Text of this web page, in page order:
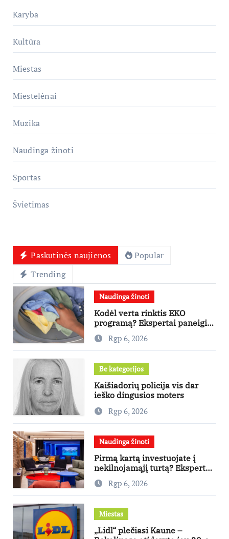
Karyba
Kultūra
Miestas
Miestelėnai
Muzika
Naudinga žinoti
Sportas
Švietimas
Paskutinės naujienos
Popular
Trending
Naudinga žinoti
Kodėl verta rinktis EKO
programą? Ekspertai paneigia
dažniausius mitus
Rgp 6, 2026
Be kategorijos
Kaišiadorių policija vis dar
ieško dingusios moters
Rgp 6, 2026
Naudinga žinoti
Pirmą kartą investuojate į
nekilnojamąjį turtą? Ekspertas
pataria, kaip pasirinkti būstą,
kuris generuos grąžą
Rgp 6, 2026
Miestas
„Lidl“ plečiasi Kaune –